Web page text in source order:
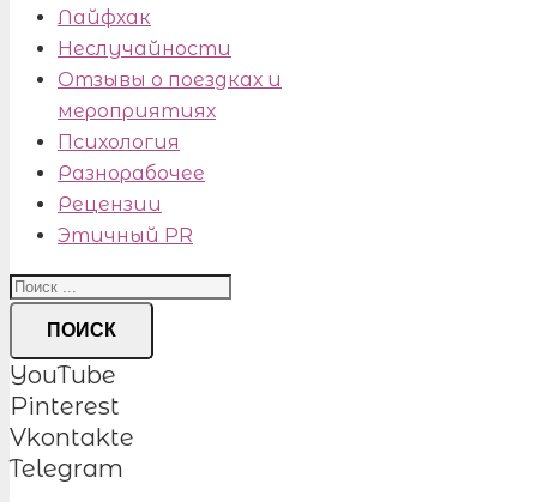
Лайфхак
Неслучайности
Отзывы о поездках и
мероприятиях
Психология
Разнорабочее
Рецензии
Этичный PR
ПОИСК
YouTube
Pinterest
Vkontakte
Telegram